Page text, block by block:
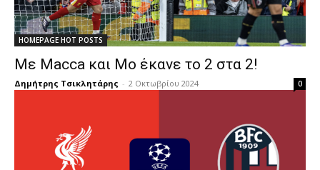
HOMEPAGE HOT POSTS
Με Macca και Mo έκανε το 2 στα 2!
Δημήτρης Τσικλητάρης - 2 Οκτωβρίου 2024 0